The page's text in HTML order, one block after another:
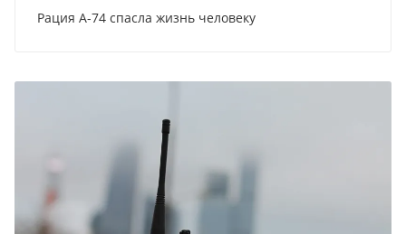
Рация А-74 спасла жизнь человеку